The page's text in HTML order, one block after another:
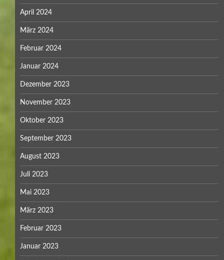
April 2024
März 2024
Februar 2024
Januar 2024
Dezember 2023
November 2023
Oktober 2023
September 2023
August 2023
Juli 2023
Mai 2023
März 2023
Februar 2023
Januar 2023